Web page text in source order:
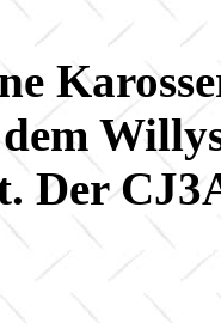
Der